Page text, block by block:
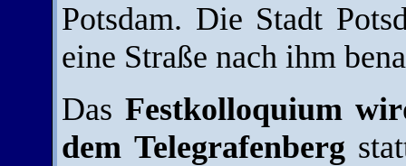
Potsdam. Die Stadt
eine Straße nach ihm
Das Festkolloquium
dem Telegrafenberg